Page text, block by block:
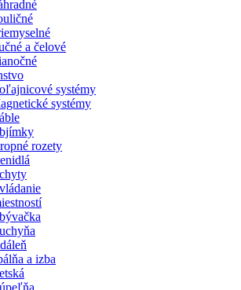
a čelové
systémy
systémy
rozety
a izba